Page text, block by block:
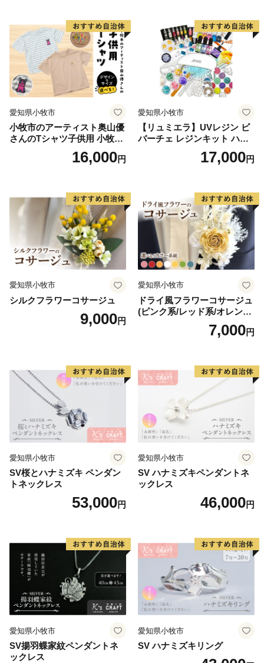
愛知県小牧市
小牧市のアーティスト奥山優
さんのTシャツ子供用 小牧市
16,000円
愛知県小牧市
【リュミエラ】UVレジン ビ
バーチェ レジンキット ハン
ドメイド レジンクラフト ア
クセサリーキット 手作り セ
17,000円
愛知県小牧市
シルクフラワーコサージュ
9,000円
愛知県小牧市
ドライ風フラワーコサージュ
(ピンク系/レッド系/オレンジ
系/ホワイト系/イエロー系/グ
リーン系/ブルー系）7,000円
愛知県小牧市
SV桜とハナミズキ ペンダン
トネックレス
53,000円
愛知県小牧市
SV ハナミズキペンダントネ
ックレス
46,000円
愛知県小牧市
SV揚羽蝶家紋ペンダントネ
ックレス
愛知県小牧市
SV ハナミズキリング